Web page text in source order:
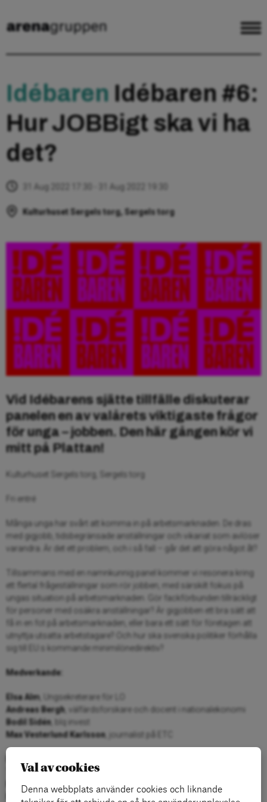
Idébaren Idébaren #6:
Hur JOBBigt ska vi ha
det?
31 Aug 2022 17:30 - 31 Aug 2022 19:30
Kulturhuset Sergels torg, Sergels torg
Vid Idébarens sjätte tillfälle diskuterar
panelen en av valårets viktigaste frågor
för unga – jobben. Den här gången kör vi
mitt på Plattan!
Kulturhuset Sergels torg, Sergels torg
Fri entré
Många unga har svårt att komma in på arbetsmarknaden. De dras
med gigjobb, tidsbegränsade anställningar och vikariat som avlöser
varandra. Är det ett problem, och i så fall – går det att göra något åt?
Tillsammans med en namnkunnig panel kommer vi resonera kring
ett flertal frågeställningar som rör jobben, med särskilt fokus på
ungas situation på arbetsmarknaden. Gör fackförbunden tillräckligt
för personer med osäkra anställningar? Är gigjobben ett bra sätt att
få in en fot på arbetsmarknaden, eller bara ett sätt för företagen att
utnyttja utsatta arbetstagare? Och hur ska svenska politiker förhålla
sig till EU:s kommande minimilönedirektiv?
Medverkande:
Elsa Alm , Ungsekreterare för LO
Andreas Bergh , välfärdsforskare och docent i nationalekonomi
Bodil Sidén , blq invest
Max Vesterlund Karlsson , journalist på ETC
17:30-19:30 (musik från 17:30, debatten börjar 17:45)
Plats:
mitt på Plattan, fri entré! Det kommer finnas mat till försäljning.
Moderator:
Karin Hübinette
Val av cookies
Denna webbplats använder cookies och liknande